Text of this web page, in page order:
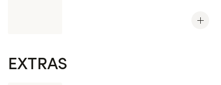
EXTRAS